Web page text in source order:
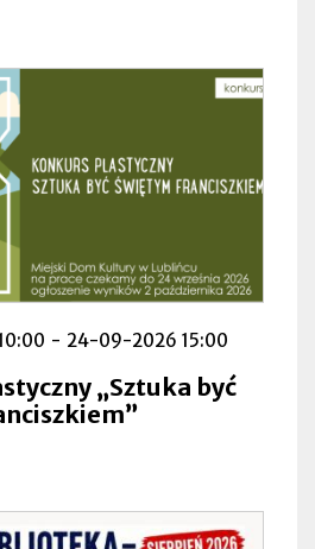
- 24-09-2026 15:00
„Sztuka być